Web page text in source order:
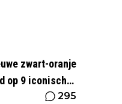
zwart-oranje
op 9 iconische
295